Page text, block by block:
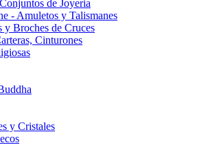
de Joyeria
- Amuletos y Talismanes
y Broches de Cruces
Cinturones
y Cristales